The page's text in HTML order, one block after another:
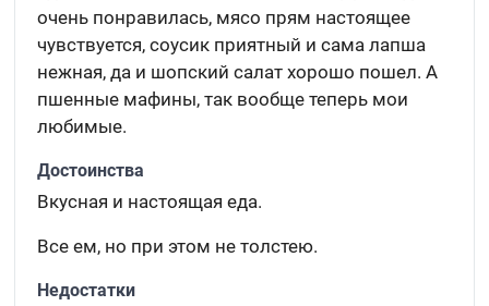
очень понравилась, мясо прям настоящее
чувствуется, соусик приятный и сама лапша
нежная, да и шопский салат хорошо пошел. А
пшенные мафины, так вообще теперь мои
любимые.
Достоинства
Вкусная и настоящая еда.
Все ем, но при этом не толстею.
Недостатки